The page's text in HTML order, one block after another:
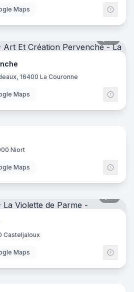
Maps
16400 La Couronne
Maps
9
Niort
Maps
Casteljaloux
Maps
8